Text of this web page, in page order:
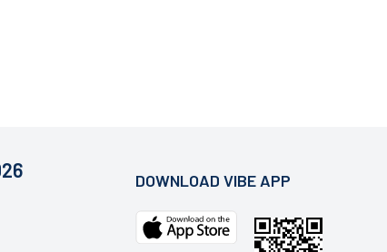
DOWNLOAD VIBE APP